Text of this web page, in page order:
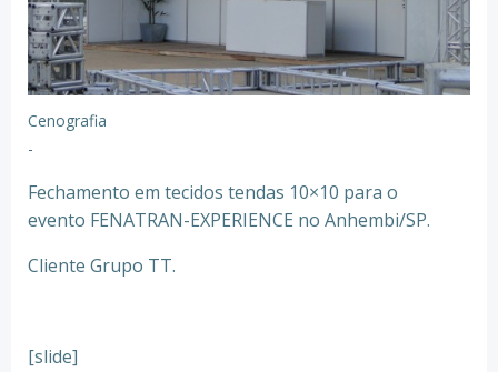
Cenografia
-
Fechamento em tecidos tendas 10×10 para o
evento FENATRAN-EXPERIENCE no Anhembi/SP.
Cliente Grupo TT.
[slide]